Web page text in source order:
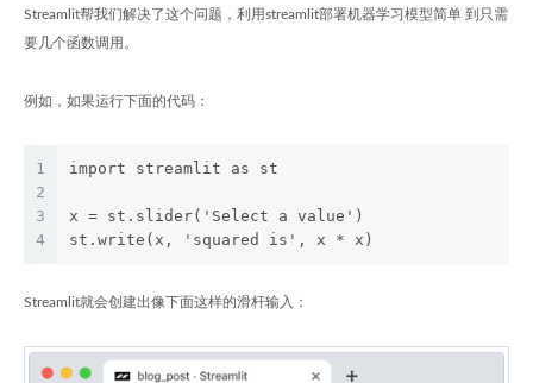
Streamlit帮我们解决了这个问题，利用streamlit部署机器学习模型简单 到只需
要几个函数调用。
例如，如果运行下面的代码：
1
2
3
4
import streamlit as st
x = st.slider('Select a value')
st.write(x, 'squared is', x * x)
Streamlit就会创建出像下面这样的滑杆输入：